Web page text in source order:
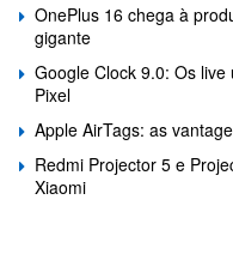
OnePlus 16 chega à
gigante
Google Clock 9.0: Os
Pixel
Apple AirTags: as
Redmi Projector 5 e
Xiaomi